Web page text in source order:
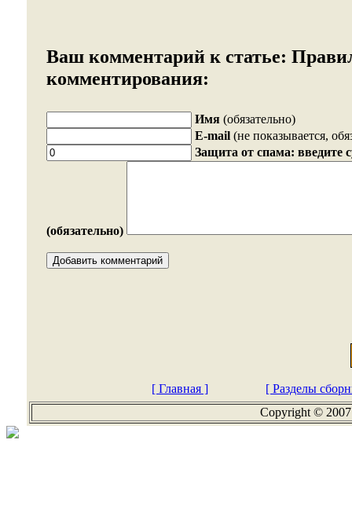
Ваш комментарий к статье:
комментирования:
Имя (обязательно)
E-mail (не показывается,
Защита от спама: введите
(обязательно)
[ Главная ]
[ Разделы
Copyright ©